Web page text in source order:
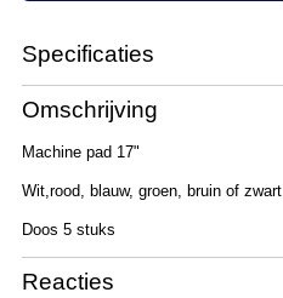
Specificaties
Productcode
Netto gewicht
Bruto gewicht
Omschrijving
Machine pad 17"
Wit,rood, blauw, groen, bruin of zwart
Doos 5 stuks
Reacties